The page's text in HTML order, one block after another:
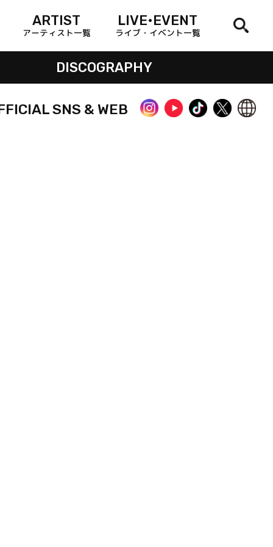
ARTIST
アーティスト一覧
LIVE•EVENT
ライブ・イベント一覧
DISCOGRAPHY
SNS & WEB